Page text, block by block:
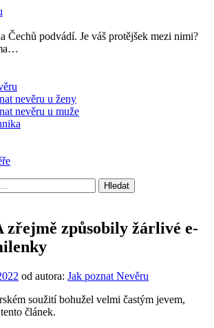
Čechů podvádí. Je váš protějšek mezi nimi?
nevěru u ženy
nevěru u muže
zřejmě způsobily žárlivé e-
od autora: Jak poznat Nevěru
soužití bohužel velmi častým jevem,
článek.